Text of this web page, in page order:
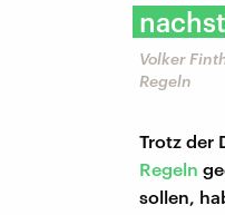
Volker
Regeln
Trotz der
Regeln
sollen,